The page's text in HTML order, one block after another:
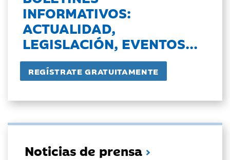
INFORMATIVOS:
ACTUALIDAD,
LEGISLACIÓN, EVENTOS...
Noticias de prensa